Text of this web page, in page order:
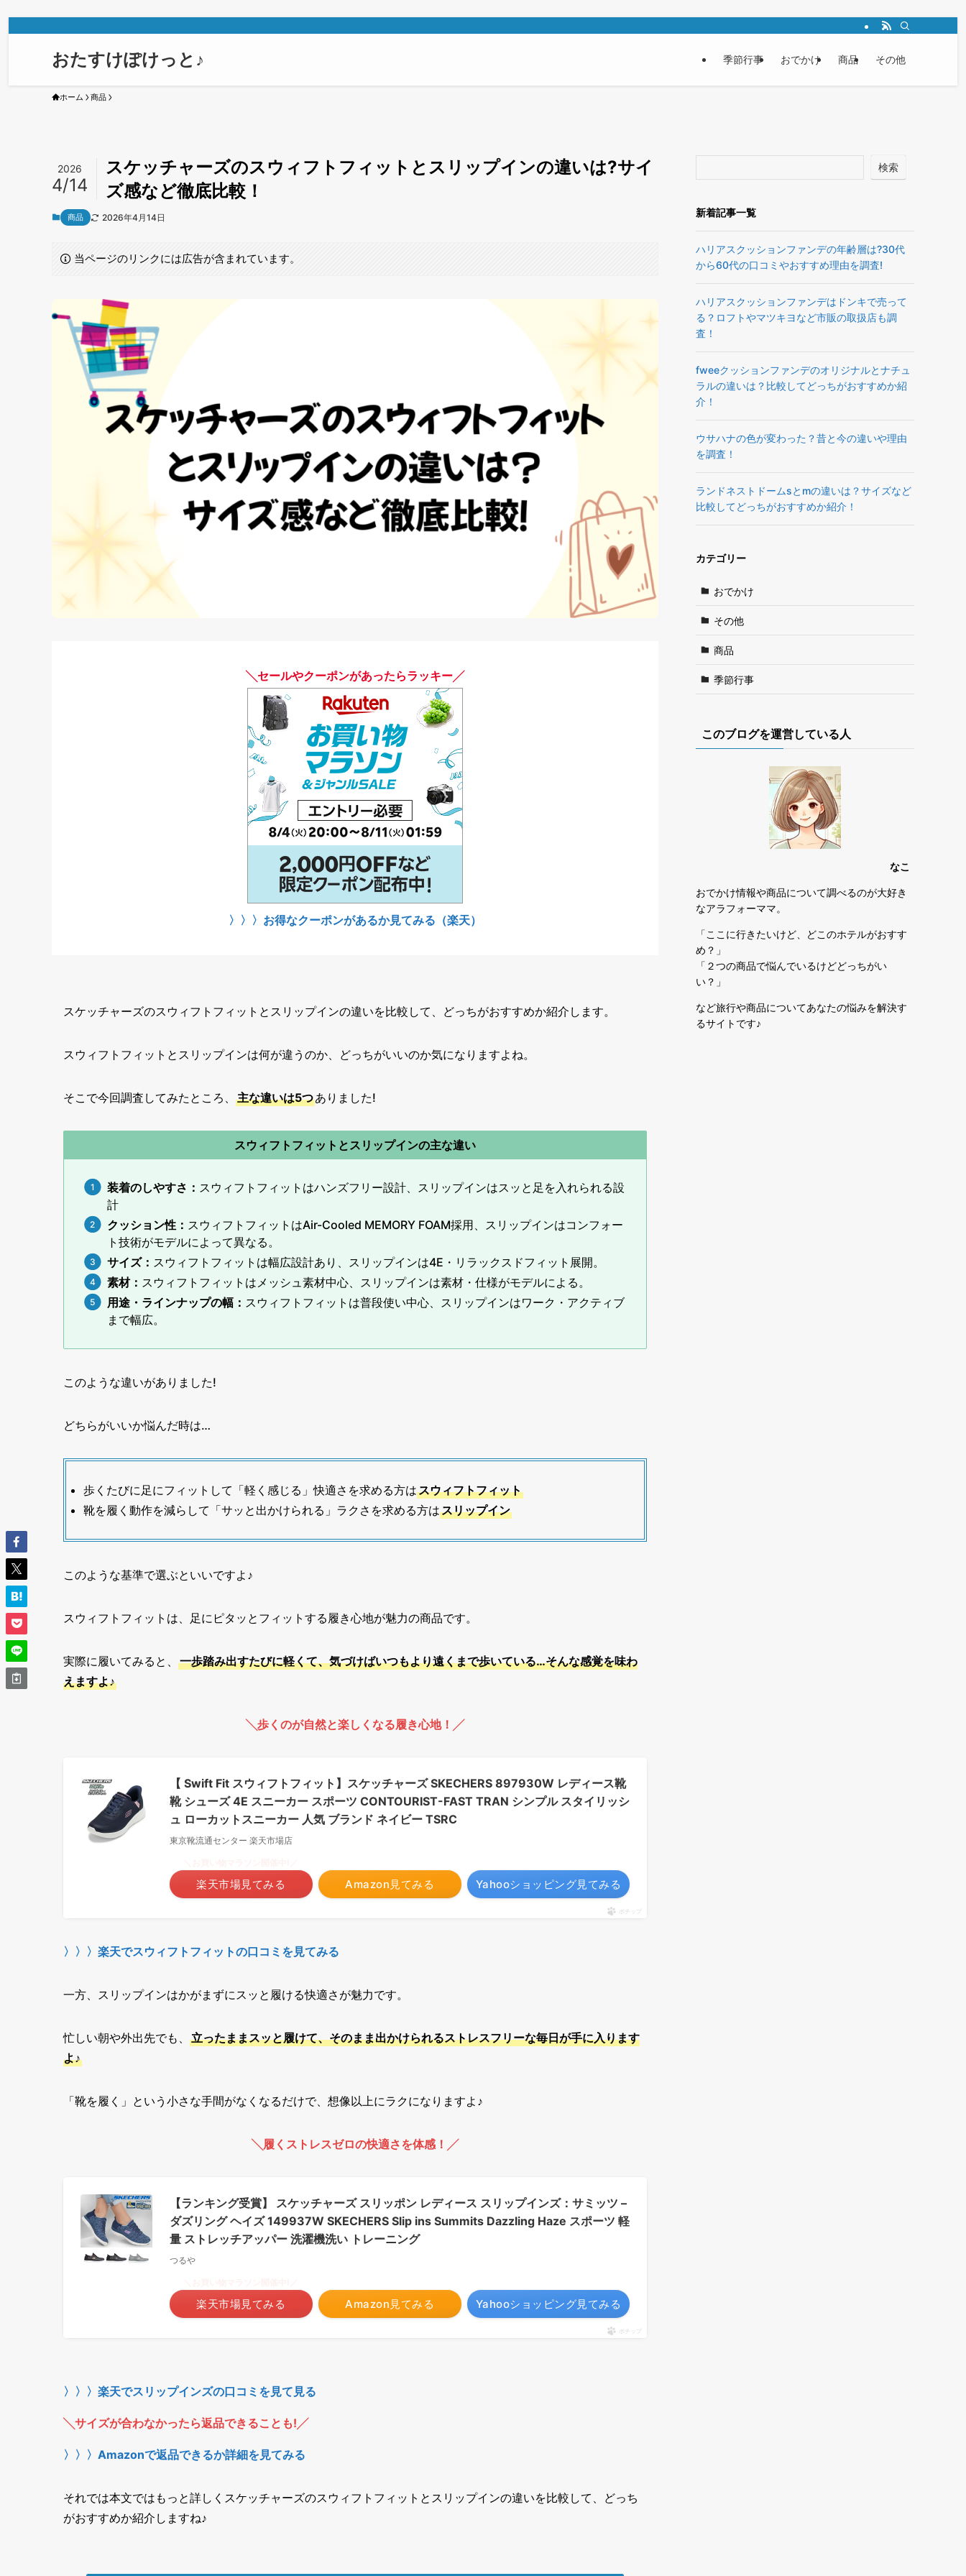
おたすけぽけっと♪ 季節行事 おでかけ 商品 その他
ホーム 商品
スケッチャーズのスウィフトフィットとスリップインの違いは?サイ
ズ感など徹底比較！
2026
4/14
商品 2026年4月14日
当ページのリンクには広告が含まれています。
╲セールやクーポンがあったらラッキー╱
〉〉〉お得なクーポンがあるか見てみる（楽天）
スケッチャーズのスウィフトフィットとスリップインの違いを比較して、どっちがおすすめか紹介します。
スウィフトフィットとスリップインは何が違うのか、どっちがいいのか気になりますよね。
そこで今回調査してみたところ、 主な違いは5つありました!
スウィフトフィットとスリップインの主な違い
装着のしやすさ ： スウィフトフィットはハンズフリー設計、スリップインはスッと足を入れられる設
計
クッション性： スウィフトフィットはAir-Cooled MEMORY FOAM採用、スリップインはコンフォー
ト技術がモデルによって異なる。
サイズ： スウィフトフィットは幅広設計あり、スリップインは4E・リラックスドフィット展開。
素材： スウィフトフィットはメッシュ素材中心、スリップインは素材・仕様がモデルによる。
用途・ラインナップの幅： スウィフトフィットは普段使い中心、スリップインはワーク・アクティブ
まで幅広。
このような違いがありました!
どちらがいいか悩んだ時は…
歩くたびに足にフィットして「軽く感じる」快適さを求める方はスウィフトフィット
靴を履く動作を減らして「サッと出かけられる」ラクさを求める方はスリップイン
このような基準で選ぶといいですよ♪
スウィフトフィットは、足にピタッとフィットする履き心地が魅力の商品です。
実際に履いてみると、 一歩踏み出すたびに軽くて、気づけばいつもより遠くまで歩いている…そんな感覚を味わ
えますよ♪
╲歩くのが自然と楽しくなる履き心地！╱
【 Swift Fit スウィフトフィット】スケッチャーズ SKECHERS 897930W レディース靴
靴 シューズ 4E スニーカー スポーツ CONTOURIST-FAST TRAN シンプル スタイリッシ
ュ ローカットスニーカー 人気 ブランド ネイビー TSRC
東京靴流通センター 楽天市場店
Amazon見てみる
楽天市場見てみる Yahooショッピング見てみる
ポチップ
〉〉〉楽天でスウィフトフィットの口コミを見てみる
一方、スリップインはかがまずにスッと履ける快適さが魅力です。
忙しい朝や外出先でも、 立ったままスッと履けて、そのまま出かけられるストレスフリーな毎日が手に入ります
よ♪
「靴を履く」という小さな手間がなくなるだけで、想像以上にラクになりますよ♪
╲履くストレスゼロの快適さを体感！╱
【ランキング受賞】 スケッチャーズ スリッポン レディース スリップインズ：サミッツ –
ダズリング ヘイズ 149937W SKECHERS Slip ins Summits Dazzling Haze スポーツ 軽
量 ストレッチアッパー 洗濯機洗い トレーニング
つるや
Amazon見てみる
楽天市場見てみる Yahooショッピング見てみる
ポチップ
〉〉〉楽天でスリップインズの口コミを見て見る
╲サイズが合わなかったら返品できることも!╱
〉〉〉Amazonで返品できるか詳細を見てみる
それでは本文ではもっと詳しくスケッチャーズのスウィフトフィットとスリップインの違いを比較して、どっち
がおすすめか紹介しますね♪
検索
新着記事一覧
ハリアスクッションファンデの年齢層は?30代
から60代の口コミやおすすめ理由を調査!
ハリアスクッションファンデはドンキで売って
る？ロフトやマツキヨなど市販の取扱店も調
査！
fweeクッションファンデのオリジナルとナチュ
ラルの違いは？比較してどっちがおすすめか紹
介！
ウサハナの色が変わった？昔と今の違いや理由
を調査！
ランドネストドームsとmの違いは？サイズなど
比較してどっちがおすすめか紹介！
カテゴリー
おでかけ
その他
商品
季節行事
このブログを運営している人
なこ
おでかけ情報や商品について調べるのが大好き
なアラフォーママ。
「ここに行きたいけど、どこのホテルがおすす
め？」
「２つの商品で悩んでいるけどどっちがい
い？」
など旅行や商品についてあなたの悩みを解決す
るサイトです♪